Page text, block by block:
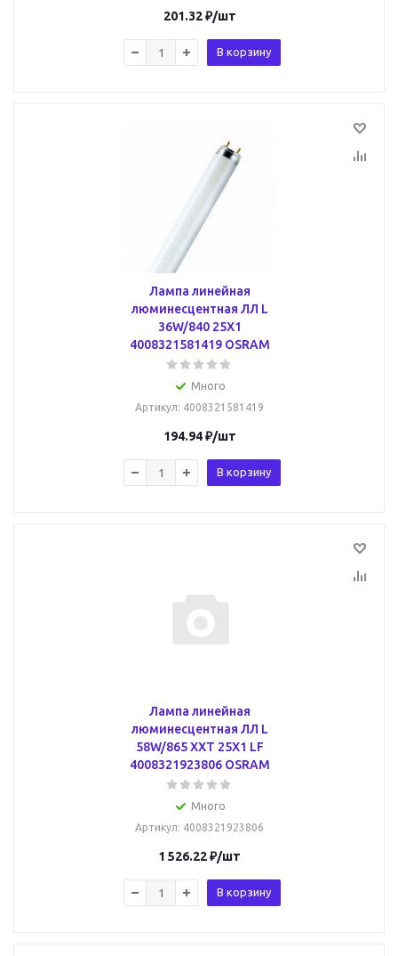
201.32₽/шт
В корзину
Лампа линейная
люминесцентная ЛЛ L
36W/840 25X1
4008321581419 OSRAM
Много
Артикул: 4008321581419
194.94₽/шт
В корзину
Лампа линейная
люминесцентная ЛЛ L
58W/865 XXT 25X1 LF
4008321923806 OSRAM
Много
Артикул: 4008321923806
1 526.22₽/шт
В корзину